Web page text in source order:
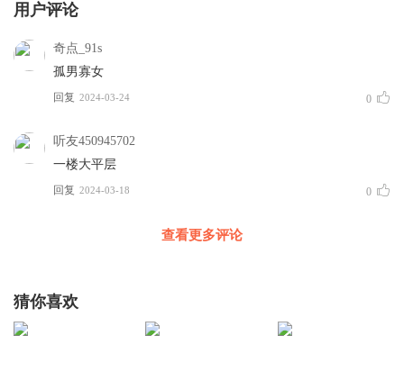
用户评论
奇点_91s
孤男寡女
回复 2024-03-24 0
听友450945702
一楼大平层
回复 2024-03-18 0
查看更多评论
猜你喜欢